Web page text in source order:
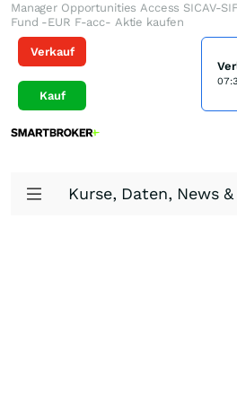
Manager Opportunities Access SICAV-
Fund -EUR F-acc- Aktie kaufen
Verkauf
Kauf
Kurse, Daten, News